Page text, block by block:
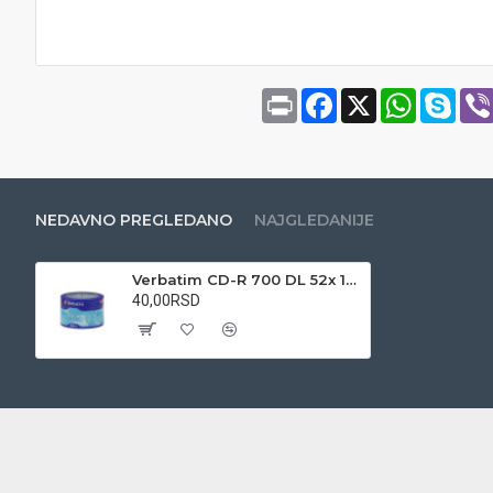
Print Facebook
X
NEDAVNO PREGLEDANO NAJGLEDANIJE
Verbatim CD-R 700 DL 52x 1/50 celofan
40,00RSD